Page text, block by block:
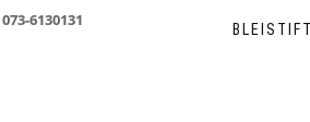
6130131